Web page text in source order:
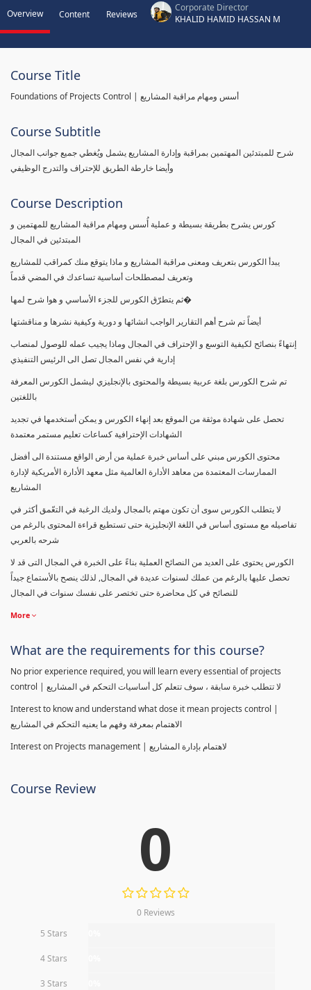
Overview Content Reviews
Corporate Director
KHALID HAMID HASSAN M
Course Title
Foundations of Projects Control | أسس ومهام مراقبة المشاريع
Course Subtitle
شرح للمبتدئين المهتمين بمراقبة وإدارة المشاريع يشمل ويُغطي جميع جوانب المجال
وأيضا خارطة الطريق للإحتراف والتدرج الوظيفي
Course Description
كورس يشرح بطريقة بسيطة و عملية أُسس ومهام مراقبة المشاريع للمهتمين و
المبتدئين في المجال
يبدأ الكورس بتعريف ومعنى مراقبة المشاريع و ماذا يتوقع منك كمراقب للمشاريع
وتعريف لمصطلحات أساسية تساعدك في المضي قدماً
ثم يتطرّق الكورس للجزء الأساسي و هوا شرح لمها�
أيضاً تم شرح أهم التقارير الواجب انشائها و دورية وكيفية نشرها و مناقشتها
إنتهاءً بنصائح لكيفية التوسع و الإحتراف في المجال وماذا يجيب عمله للوصول لمنصاب
إدارية في نفس المجال تصل الى الرئيس التنفيذي
تم شرح الكورس بلغة عربية بسيطة والمحتوى بالإنجليزي ليشمل الكورس المعرفة
باللغتين
تحصل على شهادة موثقة من الموقع بعد إنهاء الكورس و يمكن أستخدمها في تجديد
الشهادات الإحترافية كساعات تعليم مستمر معتمدة
محتوى الكورس مبني على أساس خبرة عملية من أرض الواقع مستندة الى أفضل
الممارسات المعتمدة من معاهد الأدارة العالمية مثل معهد الأدارة الأمريكية لإدارة
المشاريع
لا يتطلب الكورس سوى أن تكون مهتم بالمجال ولديك الرغبة في التعّمق أكثر في
تفاصيله مع مستوى أساس في اللغة الإنجليزية حتى تستطيع قراءة المحتوى بالرغم من
شرحه بالعربي
الكورس يحتوى على العديد من النصائح العملية بناءً على الخبرة في المجال التى قد لا
تحصل عليها بالرغم من عملك لسنوات عديدة في المجال, لذلك ينصح بالأستماع جيداً
للنصائح في كل محاضرة حتى تختصر على نفسك سنوات في المجال
More
What are the requirements for this course?
No prior experience required, you will learn every essential of projects
control | لا تتطلب خبرة سابقة ، سوف تتعلم كل أساسيات التحكم في المشاريع
Interest to know and understand what dose it mean projects control |
الاهتمام بمعرفة وفهم ما يعنيه التحكم في المشاريع
Interest on Projects management | لاهتمام بإدارة المشاريع
Course Review
0
0 Reviews
5 Stars
4 Stars
3 Stars